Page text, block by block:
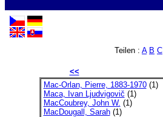
Teilen : A B C
<<
Mac-Orlan, Pierre, 1883-1970(1)
Maca, Ivan Ljudvigovič (1)
MacCoubrey, John W. (1)
MacDougall, Sarah(1)